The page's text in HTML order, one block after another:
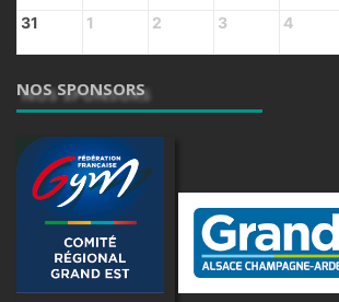
31 1 2 3 4
NOS SPONSORS